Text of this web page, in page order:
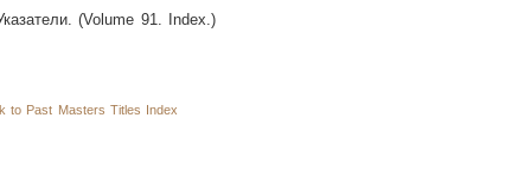
(Volume 91. Index.)
Past Masters Titles Index